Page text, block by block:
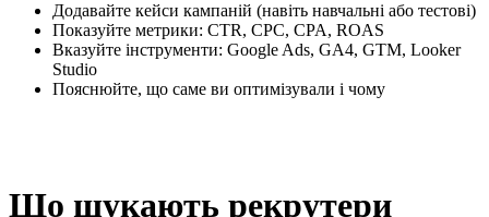
Додавайте кейси кампаній (навіть навчальні або тестові)
Показуйте метрики: CTR, CPC, CPA, ROAS
Вказуйте інструменти: Google Ads, GA4, GTM, Looker
Studio
Пояснюйте, що саме ви оптимізували і чому
Що шукають рекрутери